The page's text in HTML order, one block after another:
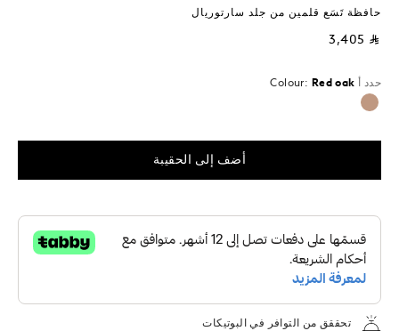
حافظة تَسَع قلمين من جلد سارتوريال
⃁ 3,405
حدد أ Colour: Red oak
محدد
أضف إلى الحقيبة
تحققق من التوافر في البوتيكات